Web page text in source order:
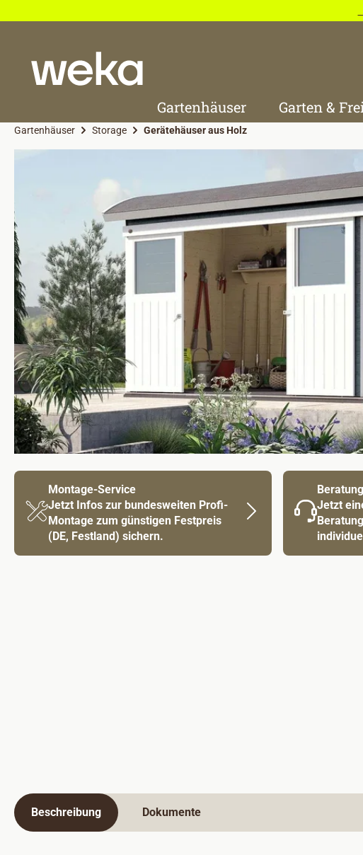
Gartenhäuser Garten &
Gartenhäuser Storage Gerätehäuser aus Holz
Montage-Service
Jetzt Infos zur bundesweiten Profi-
Montage zum günstigen Festpreis
(DE, Festland) sichern.
Jetzt
Beschreibung Dokumente